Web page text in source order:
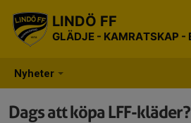
Nyheter
LINDÖ FF
Dags att köpa LFF-kläder?